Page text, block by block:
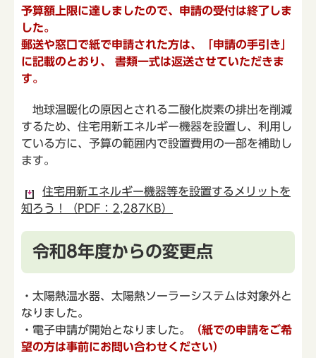
予算額上限に達しましたので、 申請の受付は終了しま
した。
郵送や窓口で紙で申請された方は、
「申請の手引き」
に記載のとおり、
書類一式は返送させていただきま
す。
地球温暖化の原因とされる二酸化炭素の排出を削減
するため、住宅用新エネルギー機器を設置し、利用し
ている方に、予算の範囲内で設置費用の一部を補助し
ます。
住宅用新エネルギー機器等を設置するメリットを
知ろう！（PDF：2,287KB）
令和8年度からの変更点
・太陽熱温水器、太陽熱ソーラーシステムは対象外と
なりました。
・電子申請が開始となりました。
（紙での申請をご希
望の方は事前にお問い合わせください）